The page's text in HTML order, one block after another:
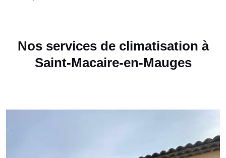
Nos services de climatisation à
Saint-Macaire-en-Mauges